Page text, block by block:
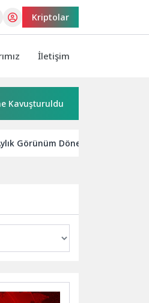
Kriptolar
İletişim
Bornova’ya 7
Görünüm Dönemi Başladı